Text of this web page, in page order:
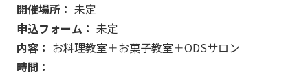
開催場所： 未定
申込フォーム： 未定
内容： お料理教室＋お菓子教室＋ODSサロン
時間：